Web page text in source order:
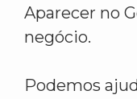
Aparecer no
negócio.
Podemos